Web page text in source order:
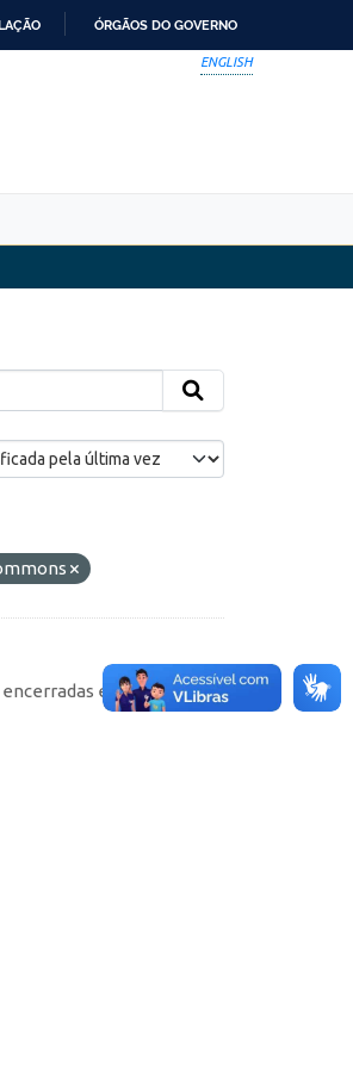
ÓRGÃOS DO GOVERNO
ENGLISH
em cada